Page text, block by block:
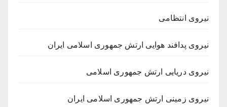
نیروی انتظامی
نیروی پدافند هوایی ارتش جمهوری اسلامی ایران
نیروی دریایی ارتش جمهوری اسلامی
نیروی زمینی ارتش جمهوری اسلامی ایران